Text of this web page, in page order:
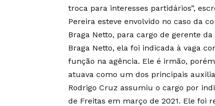
troca para interesses partidários”,
Pereira esteve envolvido no caso da
Braga Netto, para cargo de gerente
Braga Netto, ela foi indicada à vaga
função na agência. Ele é irmão,
atuava como um dos principais
Rodrigo Cruz assumiu o cargo por
de Freitas em março de 2021. Ele foi